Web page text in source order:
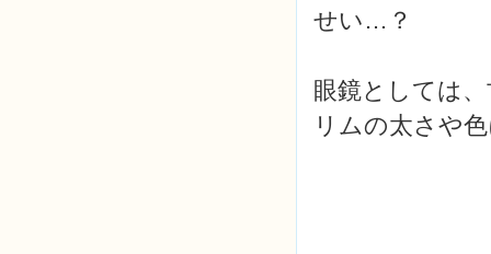
せい…？
眼鏡としては
リムの太さや